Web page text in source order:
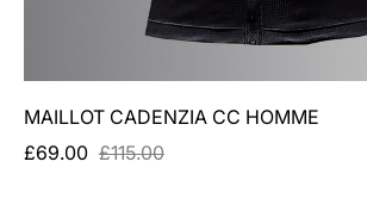
MAILLOT CADENZIA CC HOMME
£69.00 £115.00